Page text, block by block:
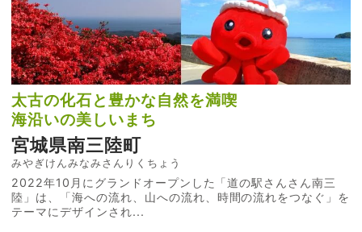
太古の化石と豊かな自然を満喫
海沿いの美しいまち
宮城県南三陸町
みやぎけんみなみさんりくちょう
2022年10月にグランドオープンした「道の駅さんさん南三
陸」は、「海への流れ、山への流れ、時間の流れをつなぐ」を
テーマにデザインされ...